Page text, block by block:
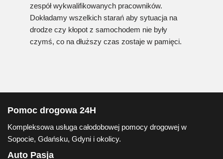
zespół wykwalifikowanych pracowników.
Dokładamy wszelkich starań aby sytuacja na
drodze czy kłopot z samochodem nie były
czymś, co na dłuższy czas zostaje w pamięci.
Pomoc drogowa 24H
Kompleksowa usługa całodobowej pomocy drogowej w
Sopocie, Gdańsku, Gdyni i okolicy.
Auto Pasja